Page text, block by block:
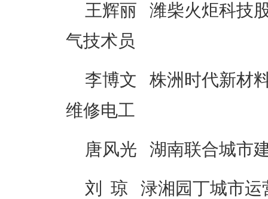
王辉丽 潍柴火炬科技
气技术员
李博文 株洲时代新材
维修电工
唐风光 湖南联合城市
刘 琼 渌湘园丁城市运